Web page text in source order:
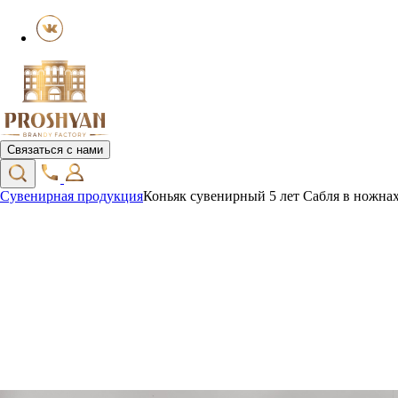
Связаться с нами
Сувенирная продукцияКоньяк сувенирный 5 лет Сабля в